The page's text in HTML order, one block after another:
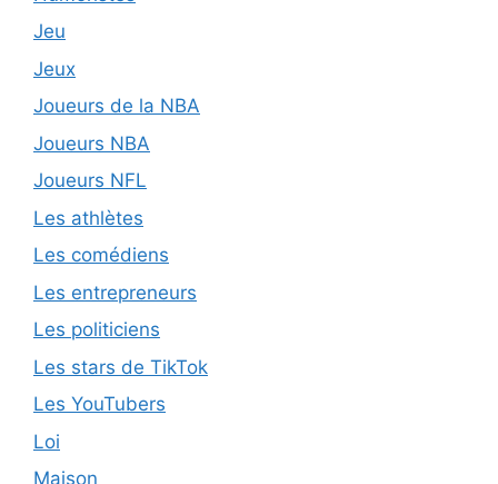
Jeu
Jeux
Joueurs de la NBA
Joueurs NBA
Joueurs NFL
Les athlètes
Les comédiens
Les entrepreneurs
Les politiciens
Les stars de TikTok
Les YouTubers
Loi
Maison